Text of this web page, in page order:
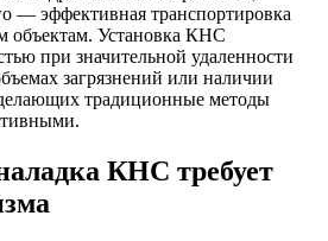
— эффективная транспортировка
объектам. Установка КНС
при значительной удаленности
загрязнений или наличии
традиционные методы
КНС требует